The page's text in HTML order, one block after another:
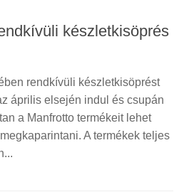
készletkisöprés
rendkívüli készletkisöprést
április elsején indul és csupán
a Manfrotto termékeit lehet
A termékek teljes